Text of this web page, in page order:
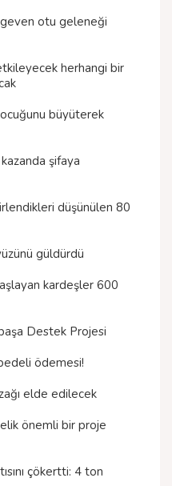
geven otu geleneği
herhangi bir
büyüterek
şifaya
düşünülen 80
güldürdü
kardeşler 600
Destek Projesi
ödemesi!
elde edilecek
önemli bir proje
çökertti: 4 ton